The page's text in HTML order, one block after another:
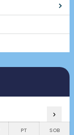
›
PT SOB